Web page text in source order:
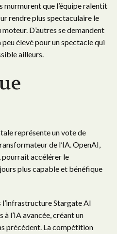
murmurent que l’équipe ralentit
rendre plus spectaculaire le
D’autres se demandent
peu élevé pour un spectacle qui
ailleurs.
représente un vote de
de l’IA. OpenAI,
pourrait accélérer le
plus capable et bénéfique
l’infrastructure Stargate AI
l’IA avancée, créant un
précédent. La compétition